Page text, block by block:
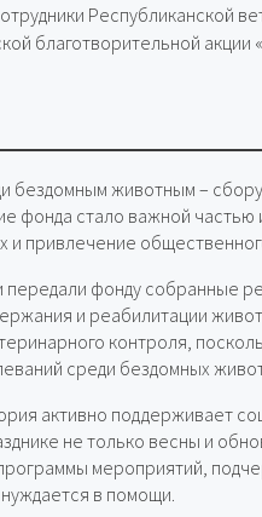
Республиканской
благотворительной
бездомным животным –
фонда стало важной частью
привлечение
фонду собранные
и реабилитации
контроля,
среди бездомных
активно поддерживает
не только весны и
мероприятий,
в помощи.